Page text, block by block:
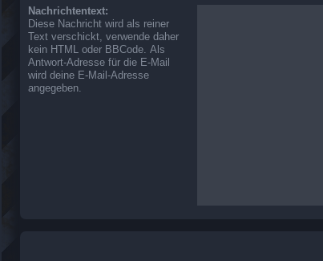
Nachrichtentext:
Diese Nachricht wird als reiner
Text verschickt, verwende daher
kein HTML oder BBCode. Als
Antwort-Adresse für die E-Mail
wird deine E-Mail-Adresse
angegeben.